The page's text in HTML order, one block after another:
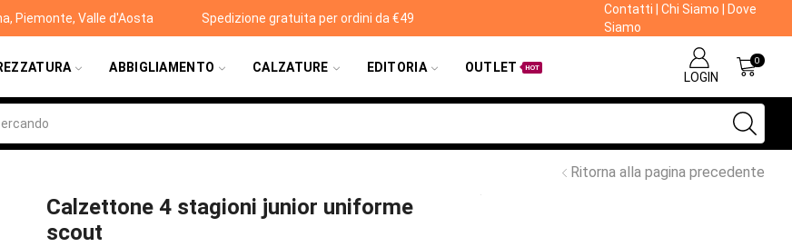
Piemonte, Valle d'Aosta Spedizione gratuita per ordini da €49
Contatti Chi Siamo
Dove
Siamo
ABBIGLIAMENTO CALZATURE EDITORIA OUTLET HOT
LOGIN
0
Ritorna alla pagina precedente
Calzettone 4 stagioni junior uniforme
scout